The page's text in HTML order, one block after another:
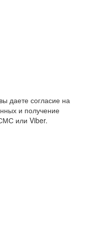
даете согласие на
и получение
или Viber.